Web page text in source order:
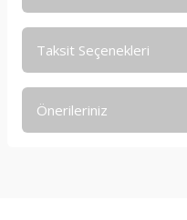
Taksit Seçenekleri
Önerileriniz